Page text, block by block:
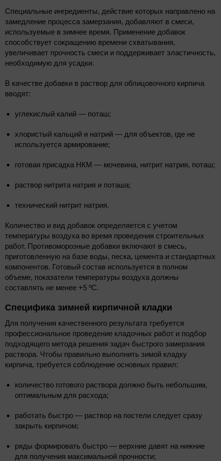
Специальные ингредиенты, действие которых направлено на
замедление процесса замерзания, добавляют в смеси,
используемые в зимнее время. Применение добавок
способствует сокращению времени схватывания,
увеличивает прочность смеси и поддерживает эластичность,
необходимую для усадки.
В качестве добавки в раствор для облицовочного кирпича
вводят:
углекислый калий — поташ;
хлористый кальций и натрий — для объектов, где не
используется армирование;
готовая присадка НКМ — мочевина, нитрит натрия, поташ;
раствор нитрита натрия и поташа;
технический нитрит натрия.
Количество и вид добавок определяется с учетом
температуры воздуха во время проведения строительных
работ. Противоморозные добавки включают в смесь,
приготовленную на базе воды, песка, цемента и стандартных
компонентов. Готовый состав используется в полном
объеме, показатели температуры воздуха должны
составлять не менее +5 ºС.
Специфика зимней кирпичной кладки
Для получения качественного результата требуется
профессиональное проведение кладочных работ и подбор
подходящего метода решения задач быстрого замерзания
раствора. Чтобы правильно выполнить зимой кладку
кирпича, требуется соблюдение основных правил:
количество готового раствора должно быть небольшим,
оптимальным для расхода;
работать быстро — раствор на постели следует сразу
закрыть кирпичом;
ряды формировать быстро — верхние давят на нижние
для получения максимальной прочности;